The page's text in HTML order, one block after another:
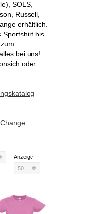
SOLS,
Russell,
erhältlich.
Sportshirt bis
bei uns!
oder
Anzeige
50